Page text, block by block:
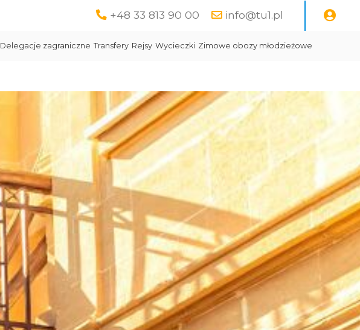
+48 33 813 90 00 info@tu1.pl
Delegacje zagraniczne Transfery Rejsy Wycieczki Zimowe obozy młodzieżowe